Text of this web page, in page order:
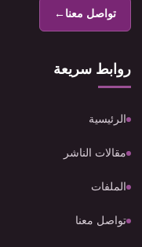
تواصل معنا←
روابط سريعة
الرئيسية
مقالات الناشر
الملفات
تواصل معنا